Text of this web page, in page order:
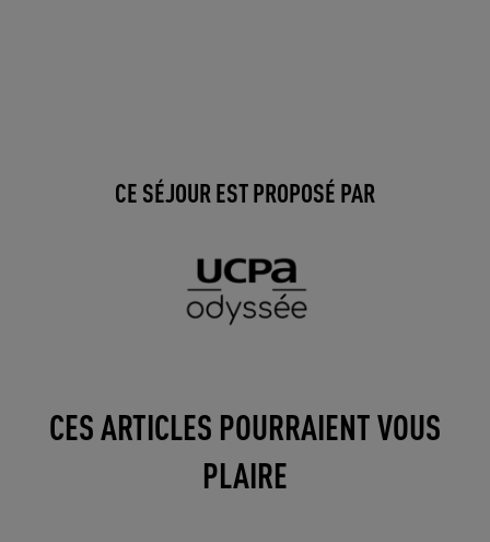
CE SÉJOUR EST PROPOSÉ PAR
CES ARTICLES POURRAIENT VOUS
PLAIRE